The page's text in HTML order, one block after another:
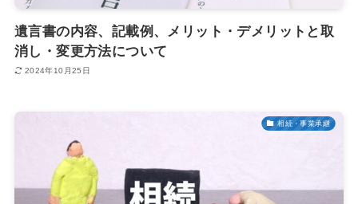
遺言書の内容、記載例、メリット・デメリットと取
消し・変更方法について
2024年10月25日
相続・事業承継